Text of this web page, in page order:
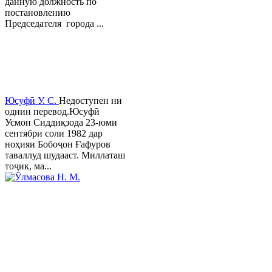
постановлению
Председателя города ...
Юсуфӣ У. C. Недоступен ни
однин перевод.Юсуфӣ
Усмон Сиддиқзода 23-юми
сентябри соли 1982 дар
ноҳияи Бобоҷон Ғафуров
таваллуд шудааст. Миллаташ
тоҷик, ма...